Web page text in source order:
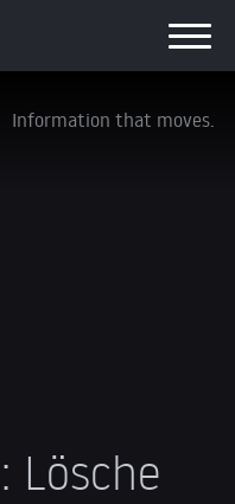
Information that moves.
Lösche